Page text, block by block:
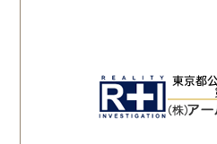
すが、自分ごとの様に考え
てくださったので、〇〇さ
んには、どんだけ救われた